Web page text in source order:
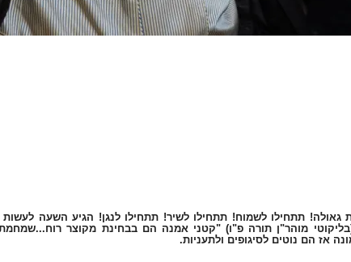
תתחילו לשמוח! תתחילו לשיר! תתחילו לנגן! הגיע השעה לעשות
מוהר"ן תורה פ"ו) "קטני אמנה הם בבחינת מקוצר
אז הם נוטים לסיגופים ולתעניות.